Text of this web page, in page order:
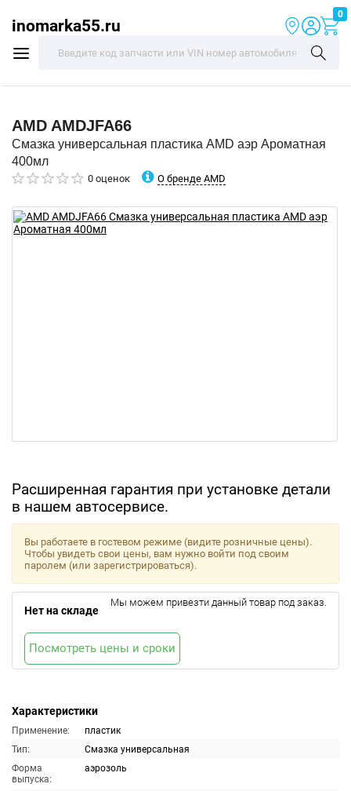
inomarka55.ru
0
AMD AMDJFA66
Смазка универсальная пластика AMD аэр Ароматная
400мл
0 оценок О бренде AMD
Расширенная гарантия при установке детали
в нашем автосервисе.
Характеристики
Применение:
пластик
Тип:
Смазка универсальная
Форма
выпуска:
аэрозоль
Вы работаете в гостевом режиме (видите розничные цены).
Чтобы увидеть свои цены, вам нужно войти под своим
паролем (или зарегистрироваться).
Нет на складе
Мы можем привезти данный товар под заказ.
Посмотреть цены и сроки